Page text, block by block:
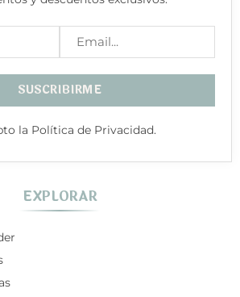
la Política de Privacidad.
EXPLORAR